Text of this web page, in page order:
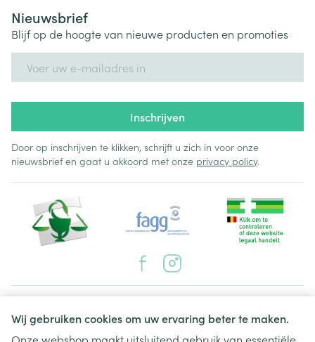
Wij gebruiken cookies om uw ervaring beter te maken.
Nieuwsbrief
Blijf op de hoogte van nieuwe producten en promoties
Inschrijven
Door op inschrijven te klikken, schrijft u zich in voor onze
nieuwsbrief en gaat u akkoord met onze privacy policy.
Juridische links